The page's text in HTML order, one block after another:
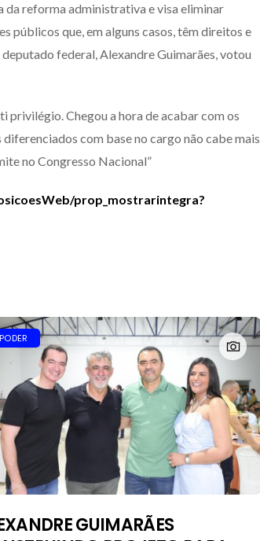
da reforma administrativa e visa eliminar
públicos que, em alguns casos, têm direitos e
federal, Alexandre Guimarães, votou
privilégio. Chegou a hora de acabar com os
com base no cargo não cabe mais
no Congresso Nacional”
prop_mostrarintegra?
PODER
GUIMARÃES